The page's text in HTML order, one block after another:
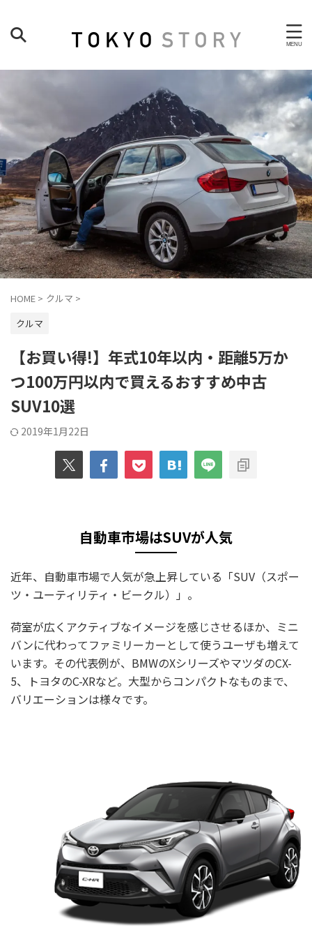
HOME > クルマ >
クルマ
【お買い得!】年式10年以内・距離5万か
つ100万円以内で買えるおすすめ中古
SUV10選
2019年1月22日
自動車市場はSUVが人気
近年、自動車市場で人気が急上昇している「SUV（スポー
ツ・ユーティリティ・ビークル）」。
荷室が広くアクティブなイメージを感じさせるほか、ミニ
バンに代わってファミリーカーとして使うユーザも増えて
います。その代表例が、BMWのXシリーズやマツダのCX-
5、トヨタのC-XRなど。大型からコンパクトなものまで、
バリエーションは様々です。